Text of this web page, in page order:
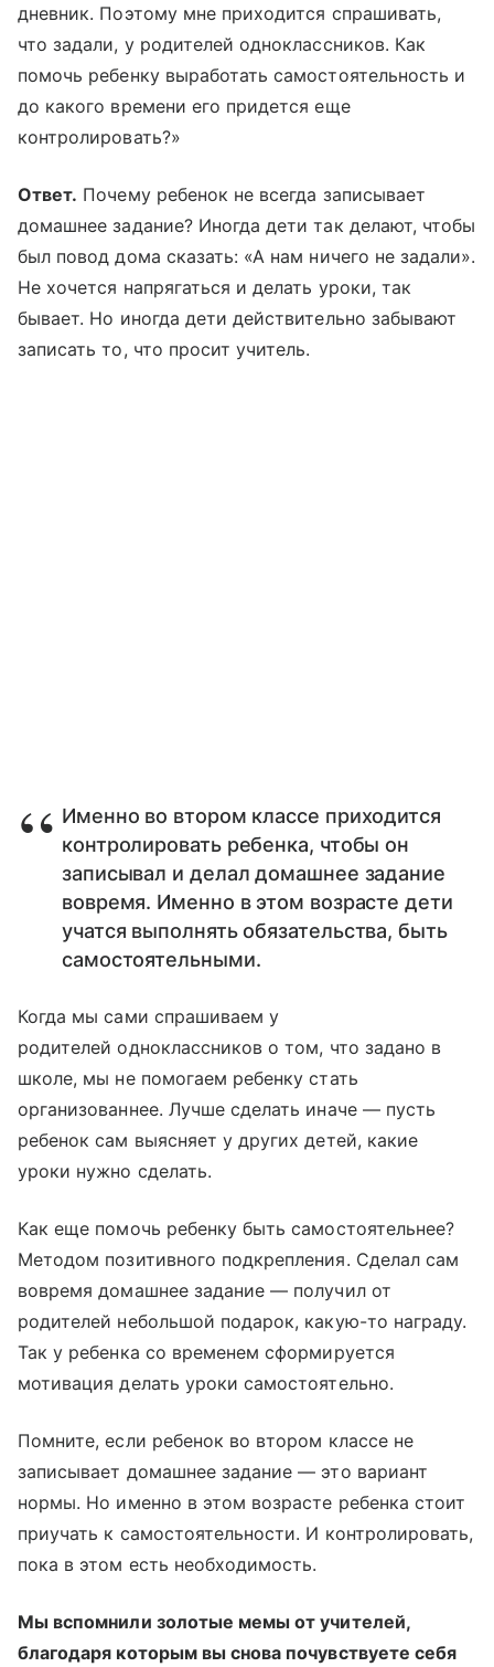
дневник. Поэтому мне приходится спрашивать,
что задали, у родителей одноклассников. Как
помочь ребенку выработать самостоятельность и
до какого времени его придется еще
контролировать?»
Ответ. Почему ребенок не всегда записывает
домашнее задание? Иногда дети так делают, чтобы
был повод дома сказать: «А нам ничего не задали».
Не хочется напрягаться и делать уроки, так
бывает. Но иногда дети действительно забывают
записать то, что просит учитель.
Именно во втором классе приходится
контролировать ребенка, чтобы он
записывал и делал домашнее задание
вовремя. Именно в этом возрасте дети
учатся выполнять обязательства, быть
самостоятельными.
Когда мы сами спрашиваем у
родителей одноклассников о том, что задано в
школе, мы не помогаем ребенку стать
организованнее. Лучше сделать иначе — пусть
ребенок сам выясняет у других детей, какие
уроки нужно сделать.
Как еще помочь ребенку быть самостоятельнее?
Методом позитивного подкрепления. Сделал сам
вовремя домашнее задание — получил от
родителей небольшой подарок, какую-то награду.
Так у ребенка со временем сформируется
мотивация делать уроки самостоятельно.
Помните, если ребенок во втором классе не
записывает домашнее задание — это вариант
нормы. Но именно в этом возрасте ребенка стоит
приучать к самостоятельности. И контролировать,
пока в этом есть необходимость.
Мы вспомнили золотые мемы от учителей,
благодаря которым вы снова почувствуете себя